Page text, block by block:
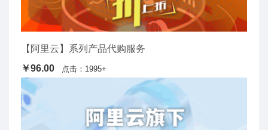
【阿里云】系列产品代购服务
￥96.00
点击：1995+